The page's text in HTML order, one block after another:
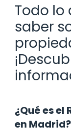
Todo lo
saber
¿Qué es el
en Madrid?